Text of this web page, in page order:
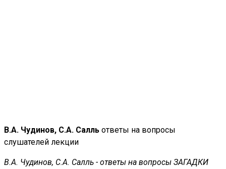
В.А. Чудинов, С.А. Салль ответы на вопросы
слушателей лекции
В.А. Чудинов, С.А. Салль - ответы на вопросы ЗАГАДКИ